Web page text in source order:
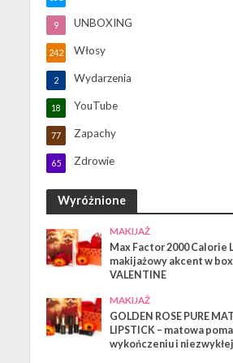
UNBOXING
9
Włosy
242
Wydarzenia
2
YouTube
18
Zapachy
77
Zdrowie
65
Wyróżnione
MAKIJAŻ
Max Factor 2000 Calorie
makijażowy akcent w
VALENTINE
MAKIJAŻ
GOLDEN ROSE PURE
LIPSTICK – matowa
wykończeniu i